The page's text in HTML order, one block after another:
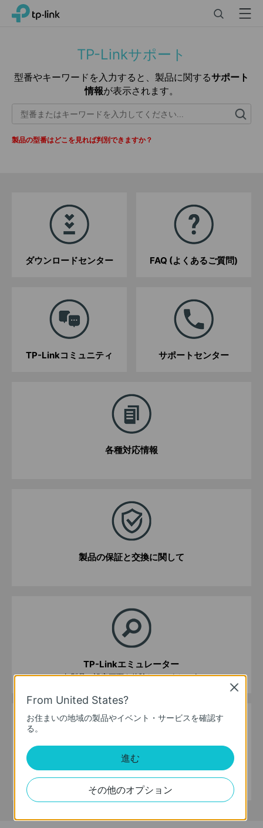
ClickTP-Link, Reliably Smart Menu
TP-Linkサポート
型番やキーワードを入力すると、製品に関するサポート
情報が表示されます。
製品の型番はどこを見れば判別できますか？
ダウンロードセンター FAQ (よくあるご質問)
TP-Linkコミュニティ サポートセンター
各種対応情報
製品の保証と交換に関して
TP-Linkエミュレーター
各製品の設定画面を体験してみましょう
GPLコードセンター
ソースコードのダウンロードはこちらから
From United States?
お住まいの地域の製品やイベント・サービスを確認す
る。
進む
その他のオプション
Close